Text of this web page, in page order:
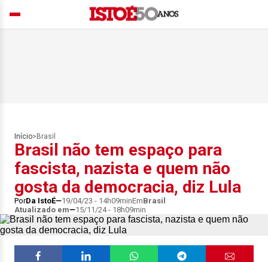
Início> Brasil
Brasil não tem espaço para
fascista, nazista e quem não
gosta da democracia, diz Lula
PorDa IstoÉ 19/04/23 - 14h09minEmBrasil
Atualizado em
15/11/24 - 18h09min